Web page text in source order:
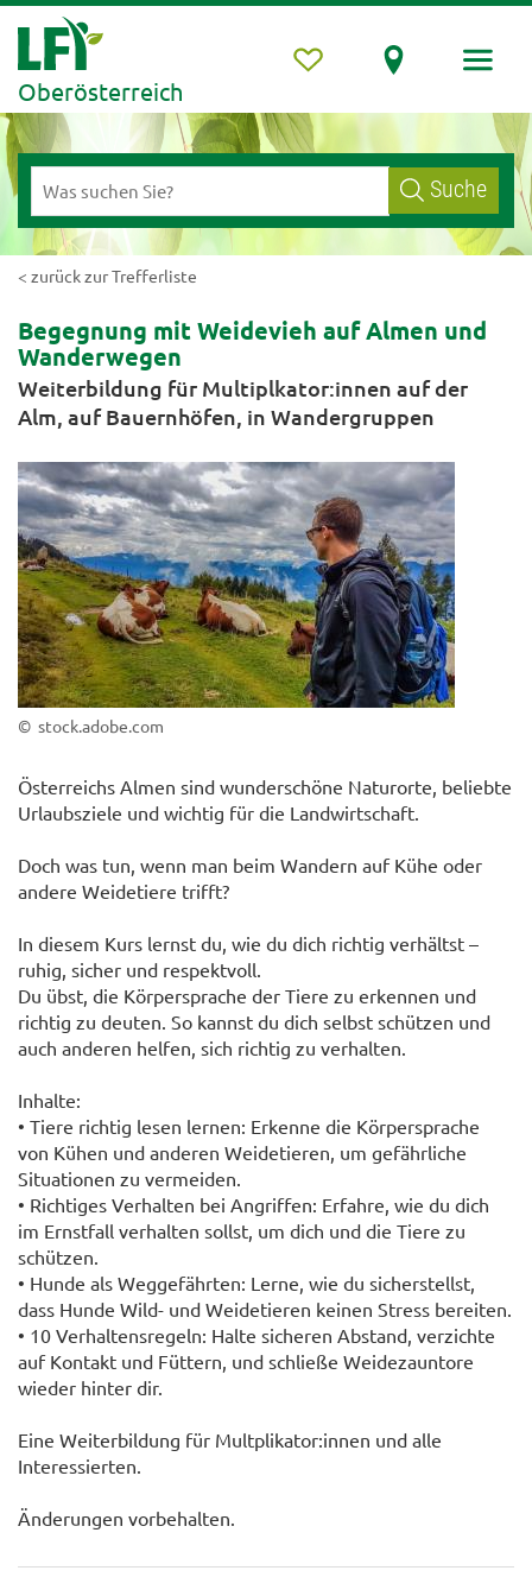
Oberösterreich
Suche
< zurück zur Trefferliste
Begegnung mit Weidevieh auf Almen und
Wanderwegen
Weiterbildung für Multiplkator:innen auf der
Alm, auf Bauernhöfen, in Wandergruppen
© stock.adobe.com
Österreichs Almen sind wunderschöne Naturorte, beliebte
Urlaubsziele und wichtig für die Landwirtschaft.
Doch was tun, wenn man beim Wandern auf Kühe oder
andere Weidetiere trifft?
In diesem Kurs lernst du, wie du dich richtig verhältst –
ruhig, sicher und respektvoll.
Du übst, die Körpersprache der Tiere zu erkennen und
richtig zu deuten. So kannst du dich selbst schützen und
auch anderen helfen, sich richtig zu verhalten.
Inhalte:
• Tiere richtig lesen lernen: Erkenne die Körpersprache
von Kühen und anderen Weidetieren, um gefährliche
Situationen zu vermeiden.
• Richtiges Verhalten bei Angriffen: Erfahre, wie du dich
im Ernstfall verhalten sollst, um dich und die Tiere zu
schützen.
• Hunde als Weggefährten: Lerne, wie du sicherstellst,
dass Hunde Wild- und Weidetieren keinen Stress bereiten.
• 10 Verhaltensregeln: Halte sicheren Abstand, verzichte
auf Kontakt und Füttern, und schließe Weidezauntore
wieder hinter dir.
Eine Weiterbildung für Multplikator:innen und alle
Interessierten.
Änderungen vorbehalten.